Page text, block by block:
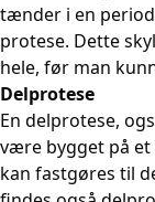
tænder i en
protese. Dette
hele, før man
Delprotese
En delprotese,
være bygget på et
kan fastgøres til